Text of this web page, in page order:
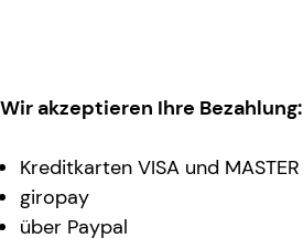
Wir akzeptieren Ihre Bezahlung:
Kreditkarten VISA und MASTER
giropay
über Paypal